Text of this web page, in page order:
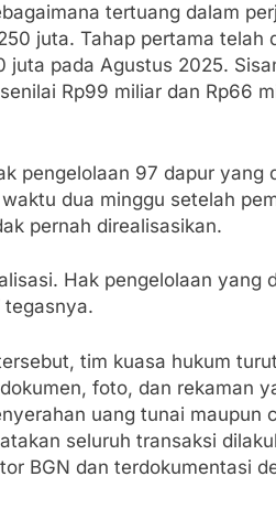
tertuang dalam
juta. Tahap pertama telah
juta pada Agustus 2025.
Rp99 miliar dan Rp66
pengelolaan 97 dapur yang
dua minggu setelah
pernah direalisasikan.
Hak pengelolaan yang
tegasnya.
tim kuasa hukum turut
foto, dan rekaman
uang tunai maupun
seluruh transaksi
BGN dan terdokumentasi